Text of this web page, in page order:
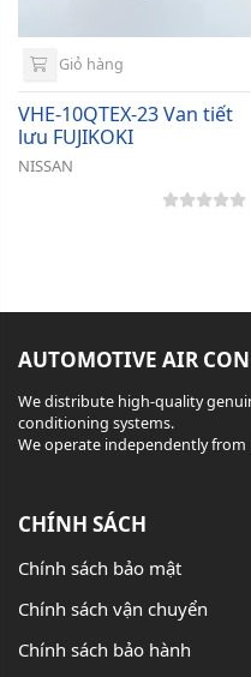
Giỏ hàng
VHE-10QTEX-23 Van tiết
lưu FUJIKOKI
NISSAN
AUTOMOTIVE AIR
We distribute high-quality
conditioning systems.
We operate independently
CHÍNH SÁCH
Chính sách bảo mật
Chính sách vận chuyển
Chính sách bảo hành